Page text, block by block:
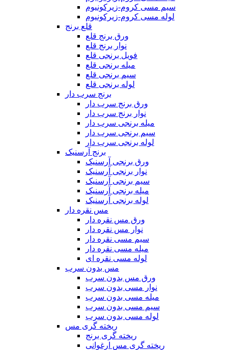
سیم مسی کروم-زیرکونیوم
لوله مسی کروم-زیرکونیوم
قلع برنج
ورق برنج قلع
نوار برنج قلع
فویل برنجی قلع
میله برنجی قلع
سیم برنجی قلع
لوله برنجی قلع
برنج سرب دار
ورق برنج سرب دار
نوار برنج سرب دار
میله برنجی سرب دار
سیم برنجی سرب دار
لوله برنجی سرب دار
برنج آرسنیک
ورق برنجی آرسنیک
نوار برنجی آرسنیک
سیم برنجی آرسنیک
میله برنجی آرسنیک
لوله برنجی آرسنیک
مس نقره دار
ورق مس نقره دار
نوار مس نقره دار
سیم مسی نقره دار
میله مسی نقره دار
لوله مسی نقره ای
مس بدون سرب
ورق مس بدون سرب
نوار مسی بدون سرب
میله مسی بدون سرب
سیم مسی بدون سرب
لوله مسی بدون سرب
ریخته گری مس
ریخته گری برنج
ریخته گری مس ارغوانی